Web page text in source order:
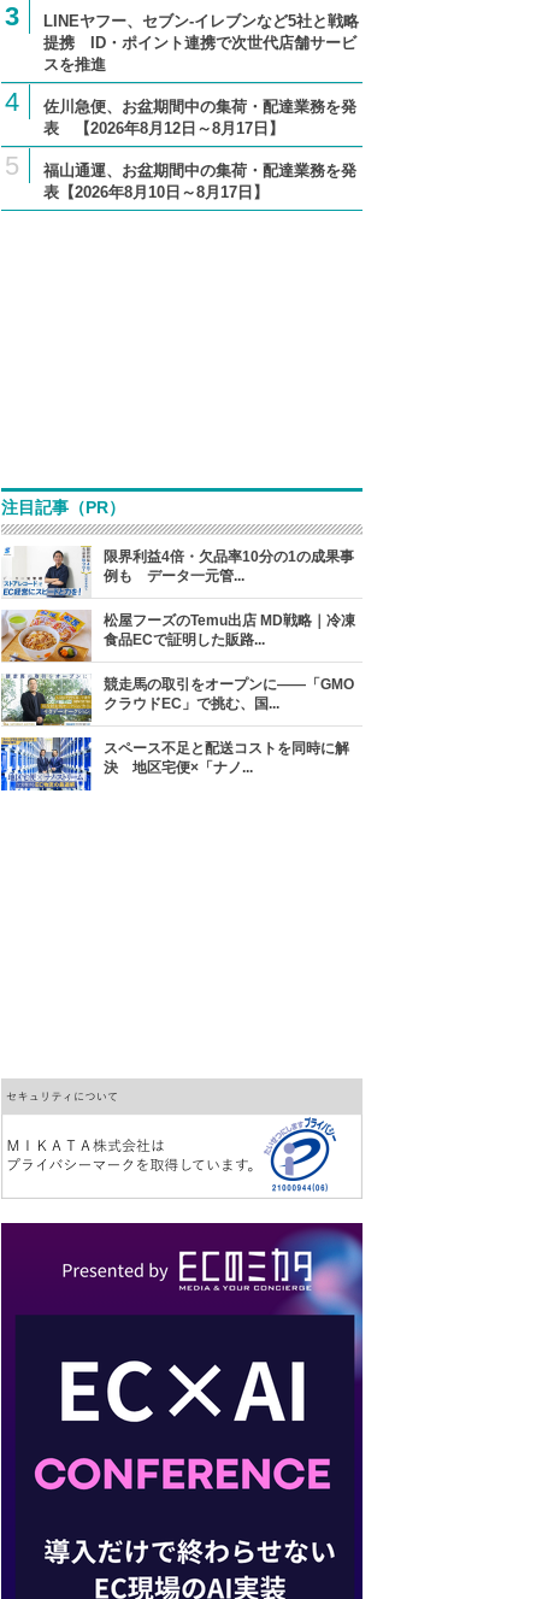
3
LINEヤフー、セブン-イレブンなど5社と戦略
提携 ID・ポイント連携で次世代店舗サービ
スを推進
4
佐川急便、お盆期間中の集荷・配達業務を発
表 【2026年8月12日～8月17日】
5
福山通運、お盆期間中の集荷・配達業務を発
表【2026年8月10日～8月17日】
注目記事（PR）
限界利益4倍・欠品率10分の1の成果事
例も データ一元管...
松屋フーズのTemu出店 MD戦略｜冷凍
食品ECで証明した販路...
競走馬の取引をオープンに――「GMO
クラウドEC」で挑む、国...
スペース不足と配送コストを同時に解
決 地区宅便×「ナノ...